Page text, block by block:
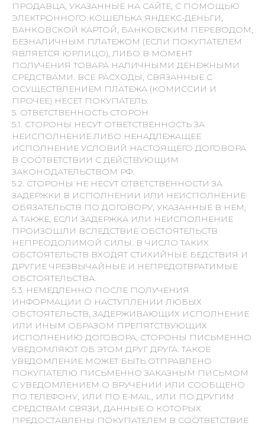
ПРОДАВЦА, УКАЗАННЫЕ НА САЙТЕ, С ПОМОЩЬЮ
ЭЛЕКТРОННОГО КОШЕЛЬКА ЯНДЕКС-ДЕНЬГИ,
БАНКОВСКОЙ КАРТОЙ, БАНКОВСКИМ ПЕРЕВОДОМ,
БЕЗНАЛИЧНЫМ ПЛАТЕЖОМ (ЕСЛИ ПОКУПАТЕЛЕМ
ЯВЛЯЕТСЯ ЮРЛИЦО), ЛИБО В МОМЕНТ
ПОЛУЧЕНИЯ ТОВАРА НАЛИЧНЫМИ ДЕНЕЖНЫМИ
СРЕДСТВАМИ. ВСЕ РАСХОДЫ, СВЯЗАННЫЕ С
ОСУЩЕСТВЛЕНИЕМ ПЛАТЕЖА (КОМИССИИ И
ПРОЧЕЕ) НЕСЕТ ПОКУПАТЕЛЬ.
5. ОТВЕТСТВЕННОСТЬ СТОРОН
5.1. СТОРОНЫ НЕСУТ ОТВЕТСТВЕННОСТЬ ЗА
НЕИСПОЛНЕНИЕ ЛИБО НЕНАДЛЕЖАЩЕЕ
ИСПОЛНЕНИЕ УСЛОВИЙ НАСТОЯЩЕГО ДОГОВОРА
В СООТВЕТСТВИИ С ДЕЙСТВУЮЩИМ
ЗАКОНОДАТЕЛЬСТВОМ РФ.
5.2. СТОРОНЫ НЕ НЕСУТ ОТВЕТСТВЕННОСТИ ЗА
ЗАДЕРЖКИ В ИСПОЛНЕНИИ ИЛИ НЕИСПОЛНЕНИЕ
ОБЯЗАТЕЛЬСТВ ПО ДОГОВОРУ, УКАЗАННЫЕ В НЕМ,
А ТАКЖЕ, ЕСЛИ ЗАДЕРЖКА ИЛИ НЕИСПОЛНЕНИЕ
ПРОИЗОШЛИ ВСЛЕДСТВИЕ ОБСТОЯТЕЛЬСТВ
НЕПРЕОДОЛИМОЙ СИЛЫ. В ЧИСЛО ТАКИХ
ОБСТОЯТЕЛЬСТВ ВХОДЯТ СТИХИЙНЫЕ БЕДСТВИЯ И
ДРУГИЕ ЧРЕЗВЫЧАЙНЫЕ И НЕПРЕДОТВРАТИМЫЕ
ОБСТОЯТЕЛЬСТВА.
5.3. НЕМЕДЛЕННО ПОСЛЕ ПОЛУЧЕНИЯ
ИНФОРМАЦИИ О НАСТУПЛЕНИИ ЛЮБЫХ
ОБСТОЯТЕЛЬСТВ, ЗАДЕРЖИВАЮЩИХ ИСПОЛНЕНИЕ
ИЛИ ИНЫМ ОБРАЗОМ ПРЕПЯТСТВУЮЩИХ
ИСПОЛНЕНИЮ ДОГОВОРА, СТОРОНЫ ПИСЬМЕННО
УВЕДОМЛЯЮТ ОБ ЭТОМ ДРУГ ДРУГА. ТАКОЕ
УВЕДОМЛЕНИЕ МОЖЕТ БЫТЬ ОТПРАВЛЕНО
ПОКУПАТЕЛЮ ПИСЬМЕННО ЗАКАЗНЫМ ПИСЬМОМ
С УВЕДОМЛЕНИЕМ О ВРУЧЕНИИ ИЛИ СООБЩЕНО
ПО ТЕЛЕФОНУ, ИЛИ ПО E-MAIL, ИЛИ ПО ДРУГИМ
СРЕДСТВАМ СВЯЗИ, ДАННЫЕ О КОТОРЫХ
ПРЕДОСТАВЛЕНЫ ПОКУПАТЕЛЕМ В СООТВЕТСТВИЕ